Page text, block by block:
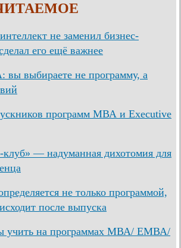
не заменил бизнес-
его ещё важнее
выбираете не программу, а
программ МВА и Executive
клуб» — надуманная дихотомия для
не только программой,
после выпуска
учить на программах МВА/ ЕМВА/